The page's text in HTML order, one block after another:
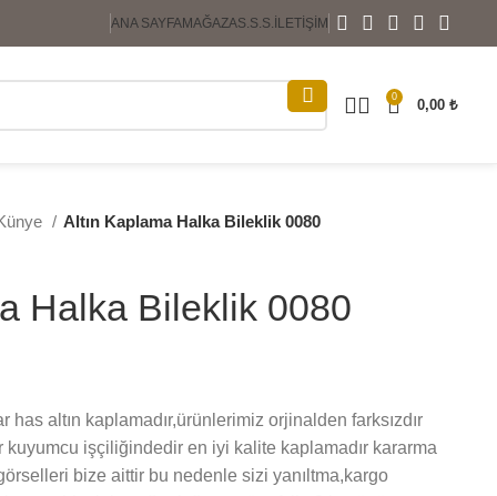
ANA SAYFAMAĞAZAS.S.S. İLETIŞIM
0
0,00 ₺
Altın Kaplama Halka Bileklik 0080
Halka Bileklik 0080
has altın kaplamadır,ürünlerimiz orjinalden farksızdır
kuyumcu işçiliğindedir en iyi kalite kaplamadır kararma
bize aittir bu nedenle sizi yanıltma,kargo